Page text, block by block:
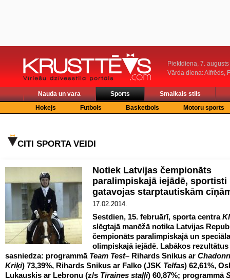
Piektdiena, 7. augusts
Vārda diena: Alfrēds,
Nauda un vara Sports
Smalkais stils
Hokejs
Futbols Basketbols Motoru sports
CITI SPORTA VEIDI
Notiek Latvijas čempionāts
paralimpiskajā iejādē, sportisti
gatavojas starptautiskām
17.02.2014.
Sestdien, 15. februārī, sporta centra
slēgtajā manēžā notika Latvijas
čempionāts paralimpiskajā un
olimpiskajā iejādē. Labākos rezultātus
sasniedza: programmā Team Test– Rihards Snikus ar
Kriķi) 73,39%, Rihards Snikus ar Falko (JSK Telfas) 62,61%,
Lukauskis ar Lebronu (z/s Tīraines staļļi) 60,87%; programmā